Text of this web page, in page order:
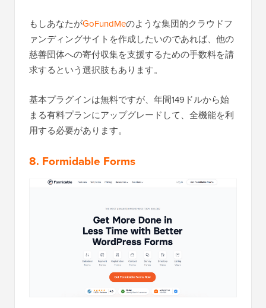
もしあなたがGoFundMeのような集団的クラウドフ
ァンディングサイトを作成したいのであれば、他の
慈善団体への寄付収集を支援するための手数料を請
求するという選択肢もあります。
基本プラグインは無料ですが、年間149ドルから始
まる有料プランにアップグレードして、全機能を利
用する必要があります。
8. Formidable Forms